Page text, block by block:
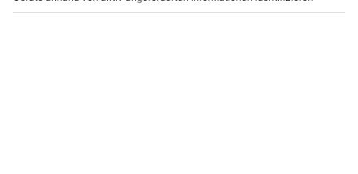
Mustang GT Cabrio
Mustang GT Cabrio